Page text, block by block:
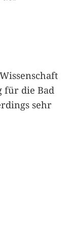
für die Bad
sehr